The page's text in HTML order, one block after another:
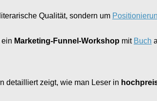
Qualität, sondern um
ein Marketing-Funnel-Workshop mit Buch
detailliert zeigt, wie man Leser in